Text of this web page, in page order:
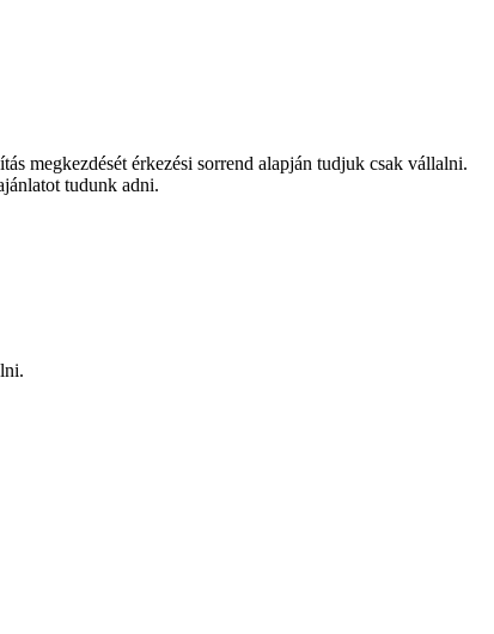
megkezdését érkezési sorrend alapján tudjuk csak vállalni.
tudunk adni.